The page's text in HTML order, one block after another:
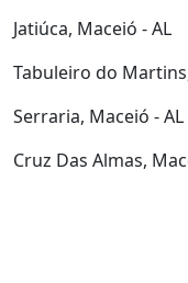
Jatiúca, Maceió - AL
Tabuleiro do
Serraria, Maceió - AL
Cruz Das Almas,